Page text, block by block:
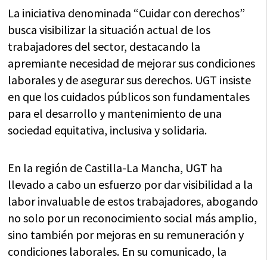
La iniciativa denominada “Cuidar con derechos”
busca visibilizar la situación actual de los
trabajadores del sector, destacando la
apremiante necesidad de mejorar sus condiciones
laborales y de asegurar sus derechos. UGT insiste
en que los cuidados públicos son fundamentales
para el desarrollo y mantenimiento de una
sociedad equitativa, inclusiva y solidaria.
En la región de Castilla-La Mancha, UGT ha
llevado a cabo un esfuerzo por dar visibilidad a la
labor invaluable de estos trabajadores, abogando
no solo por un reconocimiento social más amplio,
sino también por mejoras en su remuneración y
condiciones laborales. En su comunicado, la